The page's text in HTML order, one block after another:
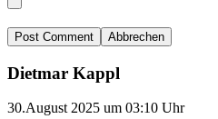
Abbrechen
Dietmar Kappl
30.August 2025 um 03:10 Uhr